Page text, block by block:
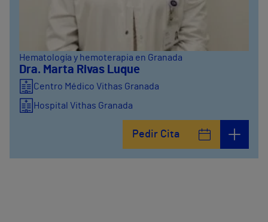
Hematología y hemoterapia en Granada
Dra. Marta Rivas Luque
Centro Médico Vithas Granada
Hospital Vithas Granada
Pedir Cita